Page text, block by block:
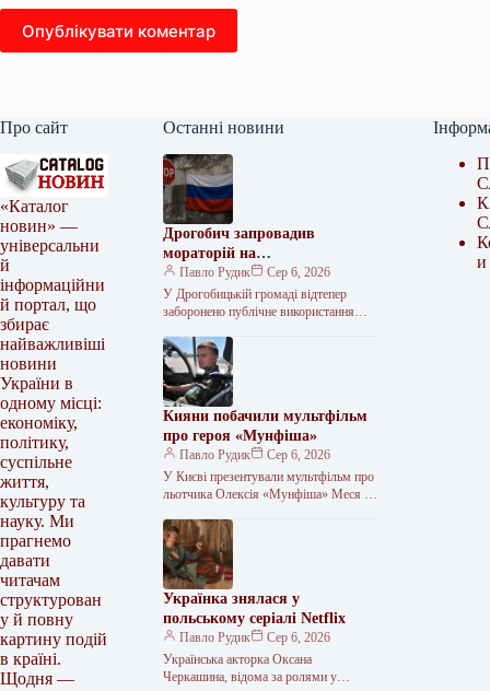
Опублікувати коментар
Про сайт
«Каталог
новин» —
універсальни
й
інформаційни
й портал, що
збирає
найважливіші
новини
України в
одному місці:
економіку,
політику,
суспільне
життя,
культуру та
науку. Ми
прагнемо
давати
читачам
структурован
у й повну
картину подій
в країні.
Щодня —
Останні новини
Дрогобич запровадив
мораторій на
російськомовний культурний
продукт
Павло Рудик
Сер 6, 2026
У Дрогобицькій громаді відтепер
заборонено публічне використання
продукту. Таке рішення одноголосно
ухвалила міська рада у четвер, 6
серпня.…
Кияни побачили мультфільм
про героя «Мунфіша»
Павло Рудик
Сер 6, 2026
У Києві презентували мультфільм про
льотчика Олексія «Мунфіша» Меся У
першого мультфільму з серії «Книга-
мандрівка. Герої»,…
Українка знялася у
польському серіалі Netflix
Павло Рудик
Сер 6, 2026
Українська акторка Оксана
Черкашина, відома за ролями у
и